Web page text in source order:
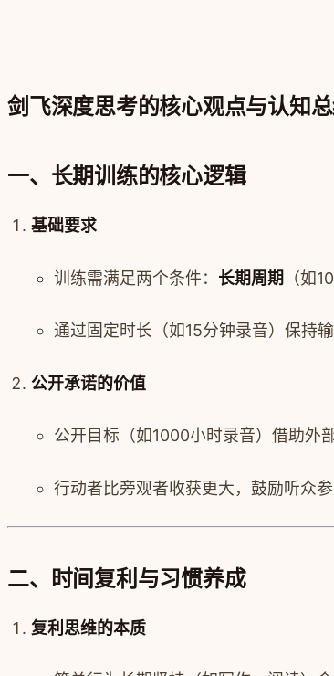
剑飞深度思考的核心观点与认知
一、长期训练的核心逻辑
基础要求
训练需满足两个条件： 长期周期 （如
通过固定时长（如15分钟录音）保持
公开承诺的价值
公开目标（如1000小时录音）借助外
行动者比旁观者收获更大，鼓励听众
二、时间复利与习惯养成
复利思维的本质